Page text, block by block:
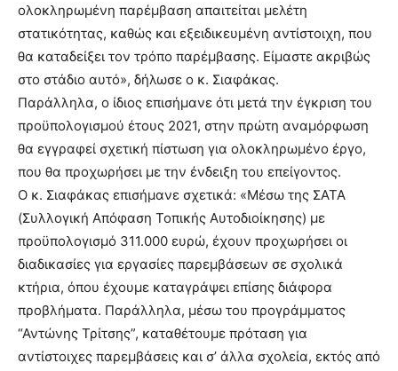
ολοκληρωμένη παρέμβαση απαιτείται μελέτη
στατικότητας, καθώς και εξειδικευμένη αντίστοιχη, που
θα καταδείξει τον τρόπο παρέμβασης. Είμαστε ακριβώς
στο στάδιο αυτό», δήλωσε ο κ. Σιαφάκας.
Παράλληλα, ο ίδιος επισήμανε ότι μετά την έγκριση του
προϋπολογισμού έτους 2021, στην πρώτη αναμόρφωση
θα εγγραφεί σχετική πίστωση για ολοκληρωμένο έργο,
που θα προχωρήσει με την ένδειξη του επείγοντος.
Ο κ. Σιαφάκας επισήμανε σχετικά: «Μέσω της ΣΑΤΑ
(Συλλογική Απόφαση Τοπικής Αυτοδιοίκησης) με
προϋπολογισμό 311.000 ευρώ, έχουν προχωρήσει οι
διαδικασίες για εργασίες παρεμβάσεων σε σχολικά
κτήρια, όπου έχουμε καταγράψει επίσης διάφορα
προβλήματα. Παράλληλα, μέσω του προγράμματος
“Αντώνης Τρίτσης”, καταθέτουμε πρόταση για
αντίστοιχες παρεμβάσεις και σ’ άλλα σχολεία, εκτός από